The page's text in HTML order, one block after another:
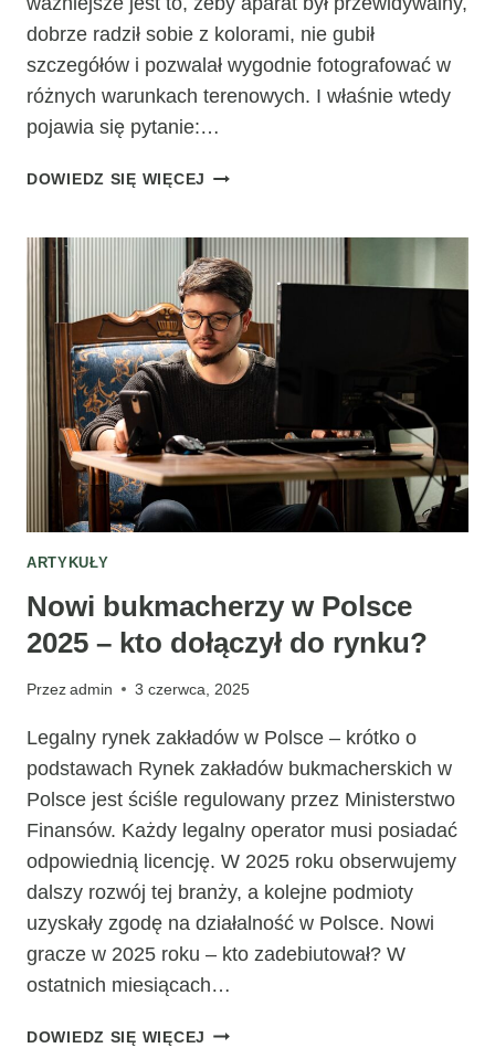
dobrze radził sobie z kolorami, nie gubił
szczegółów i pozwalał wygodnie fotografować w
różnych warunkach terenowych. I właśnie wtedy
pojawia się pytanie:…
DOWIEDZ SIĘ WIĘCEJ JAKI
ZŁ
DO
ZDJĘĆ
NATURY?
NA
ZWRÓCIĆ
UWAGĘ,
JEŚLI
FOTOGRAFUJESZ
KRAJOBRAZY
ARTYKUŁY
Nowi bukmacherzy w Polsce
2025 – kto dołączył do rynku?
Przezadmin 3 czerwca, 2025
Legalny rynek zakładów w Polsce – krótko o
podstawach Rynek zakładów bukmacherskich w
Polsce jest ściśle regulowany przez Ministerstwo
Finansów. Każdy legalny operator musi posiadać
odpowiednią licencję. W 2025 roku obserwujemy
dalszy rozwój tej branży, a kolejne podmioty
uzyskały zgodę na działalność w Polsce. Nowi
gracze w 2025 roku – kto zadebiutował? W
ostatnich miesiącach…
DOWIEDZ SIĘ WIĘCEJ NOWI